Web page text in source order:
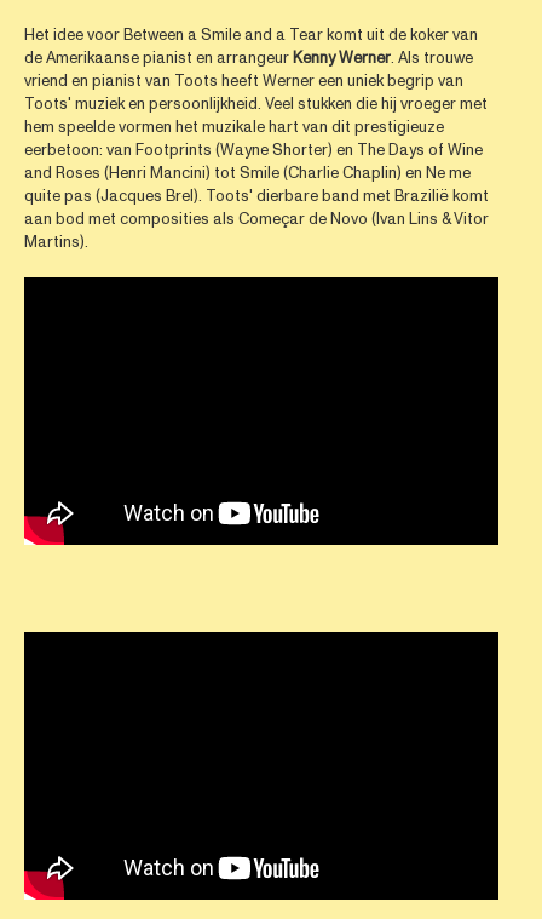
Het idee voor Between a Smile and a Tear komt uit de koker van
de Amerikaanse pianist en arrangeurKennyWerner. Als trouwe
vriend en pianist van Toots heeft Werner een uniek begrip van
Toots' muziek en persoonlijkheid. Veel stukken die hij vroeger met
hem speelde vormen het muzikale hart van dit prestigieuze
eerbetoon: van Footprints (Wayne Shorter) en The Days of Wine
and Roses (Henri Mancini) tot Smile (Charlie Chaplin) en Ne me
quite pas (Jacques Brel). Toots' dierbare band met Brazilië komt
aan bod met composities als Começar de Novo (Ivan Lins & Vitor
Martins).